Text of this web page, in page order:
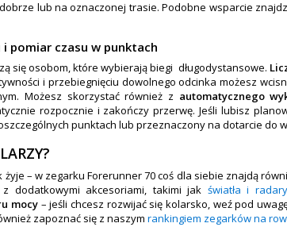
lub na oznaczonej trasie. Podobne wsparcie
pomiar czasu w punktach
się osobom, które wybierają biegi długodystansowe.
i przebiegnięciu dowolnego odcinka możesz
Możesz skorzystać również z automatycznego
rozpocznie i zakończy przerwę. Jeśli lubisz
punktach lub przeznaczony na dotarcie do
żyje – w zegarku Forerunner 70 coś dla siebie znajdą
dodatkowymi akcesoriami, takimi jak światła i
mocy– jeśli chcesz rozwijać się kolarsko, weź pod
zapoznać się z naszym rankingiem zegarków na